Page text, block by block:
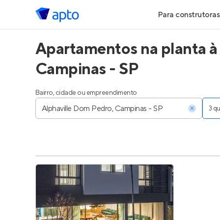
Para construtoras
Geração de
Geração de
Anunciar
Apartamentos na planta
Campinas - SP
Bairro, cidade ou empreendimento
3